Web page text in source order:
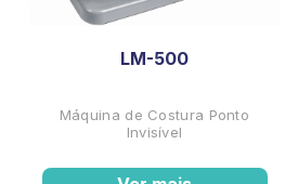
LM-500
Máquina de Costura Ponto
Invisível